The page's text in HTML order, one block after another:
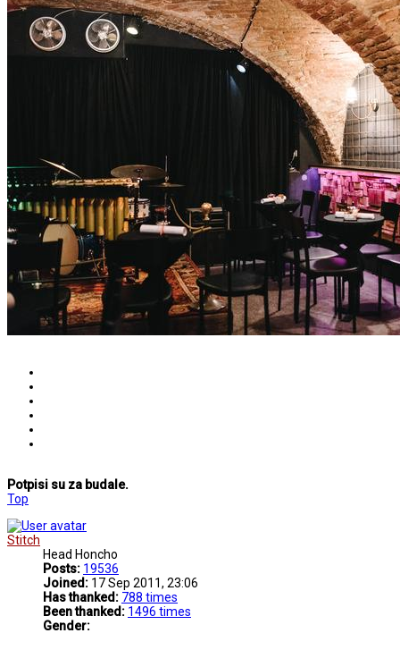
Potpisi su za budale.
Top
Stitch
Head Honcho
Posts: 19536
Joined: 17 Sep 2011, 23:06
Has thanked: 788 times
Been thanked: 1496 times
Gender: